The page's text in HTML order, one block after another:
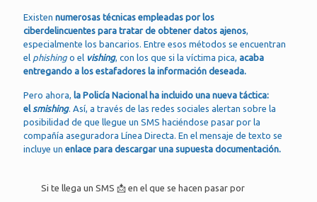
Existen numerosas técnicas empleadas por los
ciberdelincuentes para tratar de obtener datos ajenos,
especialmente los bancarios. Entre esos métodos se encuentran
el phishing o el vishing, con los que si la víctima pica, acaba
entregando a los estafadores la información deseada.
Pero ahora, la Policía Nacional ha incluido una nueva táctica:
el smishing. Así, a través de las redes sociales alertan sobre la
posibilidad de que llegue un SMS haciéndose pasar por la
compañía aseguradora Línea Directa. En el mensaje de texto se
incluye un enlace para descargar una supuesta documentación.
Si te llega un SMS 📩 en el que se hacen pasar por